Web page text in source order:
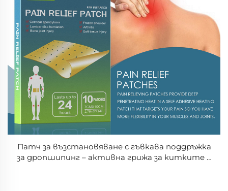
Патч за възстановяване с гъвкава поддръжка
за дропшипинг – активна грижа за китките и